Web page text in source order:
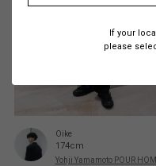
If your
please
Oike
174cm
Yohji Yamamoto POUR